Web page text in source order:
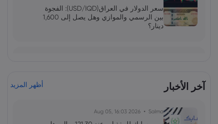
سعر الدولار في العراق(USD/IQD): الفجوة
بين الرسمي والموازي وهل يصل إلى 1,600
دينار؟
توازن دقيق بين التضخم واستقرار السوق
2026 Jun 13, 00:00
آخر الأخبار أظهر المزيد
Salma
2026 Aug 05, 16:03